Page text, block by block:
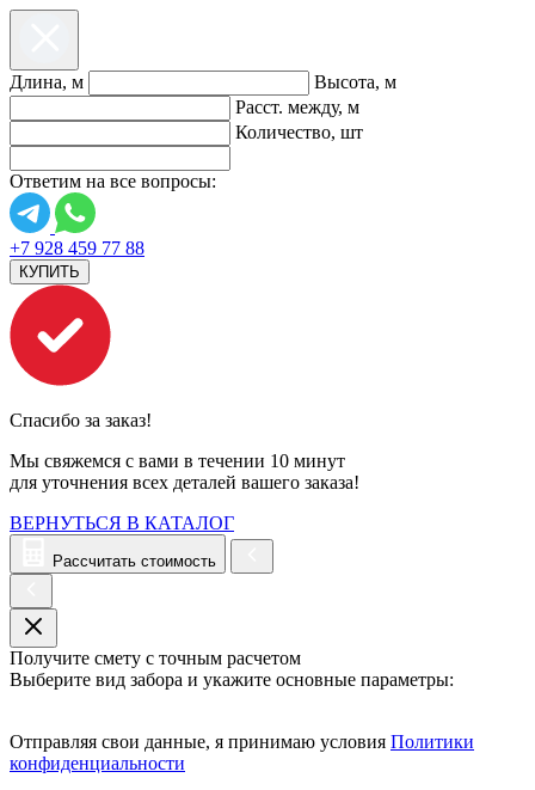
Длина, м
Высота, м
Расст. между, м
Количество, шт
Ответим на все вопросы:
+7 928 459 77 88
КУПИТЬ
Спасибо за заказ!
Мы свяжемся с вами в течении 10 минут
для уточнения всех деталей вашего заказа!
ВЕРНУТЬСЯ В КАТАЛОГ
Рассчитать стоимость
Получите смету с точным расчетом
Выберите вид забора и укажите основные параметры:
Отправляя свои данные, я принимаю условия Политики
конфиденциальности